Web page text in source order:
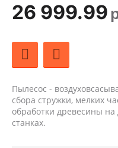
26 999.99
Пылесос -
сбора стружки, мелких
обработки древесины
станках.